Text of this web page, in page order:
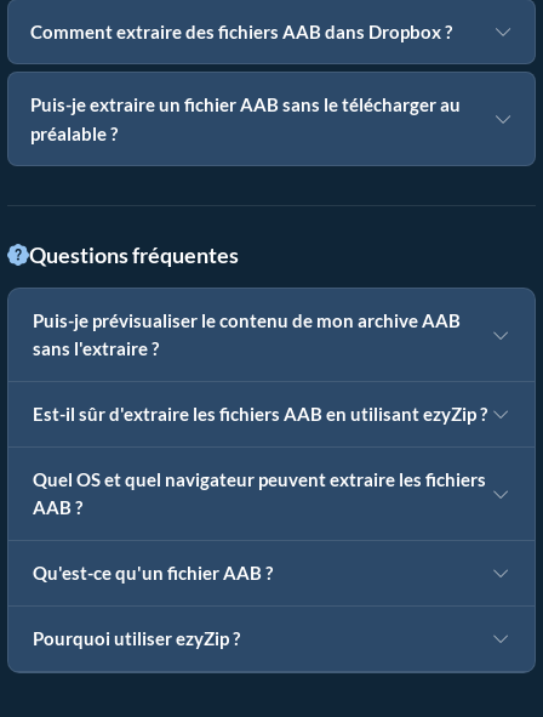
Comment extraire des fichiers AAB dans Dropbox ?
Puis-je extraire un fichier AAB sans le télécharger au
préalable ?
Questions fréquentes
Puis-je prévisualiser le contenu de mon archive AAB
sans l'extraire ?
Est-il sûr d'extraire les fichiers AAB en utilisant ezyZip ?
Quel OS et quel navigateur peuvent extraire les fichiers
AAB ?
Qu'est-ce qu'un fichier AAB ?
Pourquoi utiliser ezyZip ?